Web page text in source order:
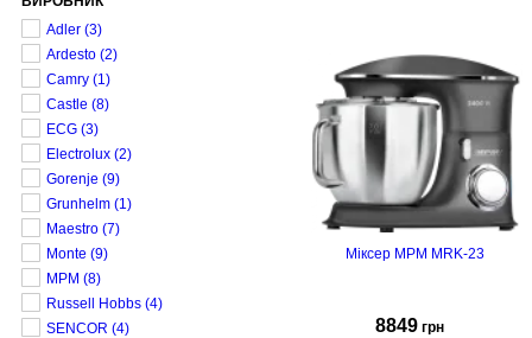
Adler (3)
Ardesto (2)
Camry (1)
Castle (8)
ECG (3)
Electrolux (2)
Gorenje (9)
Grunhelm (1)
Maestro (7)
Monte (9)
MPM (8)
Russell Hobbs (4)
SENCOR (4)
Міксер MPM MRK-23
8849 грн